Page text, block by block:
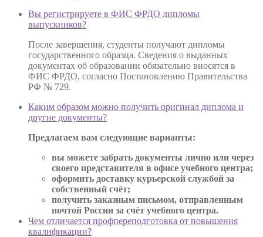
Вы регистрируете в ФИС ФРДО дипломы
выпускников?
После завершения, студенты получают дипломы
государственного образца. Сведения о выданных
документах об образовании обязательно вносятся в
ФИС ФРДО, согласно Постановлению Правительства
РФ № 729.
Каким образом можно получить оригинал диплома и
другие документы?
Предлагаем вам следующие варианты:
вы можете забрать документы лично или через
своего представителя в офисе учебного центра;
оформить доставку курьерской службой за
собственный счёт;
получить заказным письмом, отправленным
почтой России за счёт учебного центра.
Чем отличается профпереподготовка от повышения
квалификации?